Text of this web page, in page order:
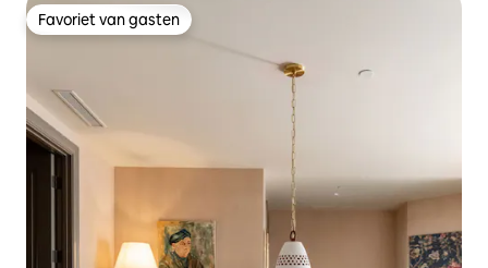
Favoriet van gasten
Favoriet van gasten